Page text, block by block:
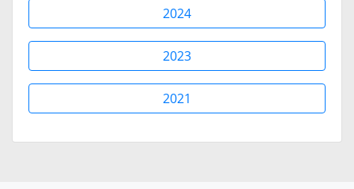
2024
2023
2021